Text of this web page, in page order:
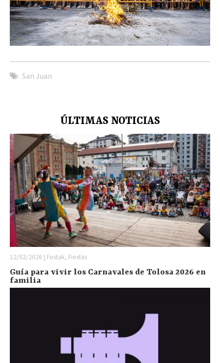
San Juan
ÚLTIMAS NOTICIAS
12/02/2026 | Festak, Fiestas
Guía para vivir los Carnavales de Tolosa 2026 en
familia